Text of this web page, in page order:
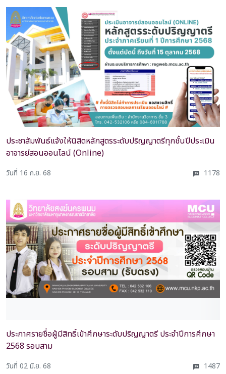
ประชาสัมพันธ์แจ้งให้นิสิตหลักสูตรระดับปริญญาตรีทุกชั้นปีประเมิน
อาจารย์สอนออนไลน์ (Online)
วันที่ 16 ก.ย. 68 1178
ประกาศรายชื่อผู้มีสิทธิ์เข้าศึกษาระดับปริญญาตรี ประจำปีการศึกษา
2568 รอบสาม
วันที่ 02 มิ.ย. 68 1487